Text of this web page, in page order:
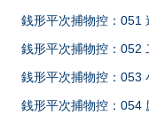
銭形平次捕物控：051
銭形平次捕物控：052
銭形平次捕物控：053
銭形平次捕物控：054